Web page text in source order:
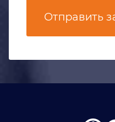
Отправить